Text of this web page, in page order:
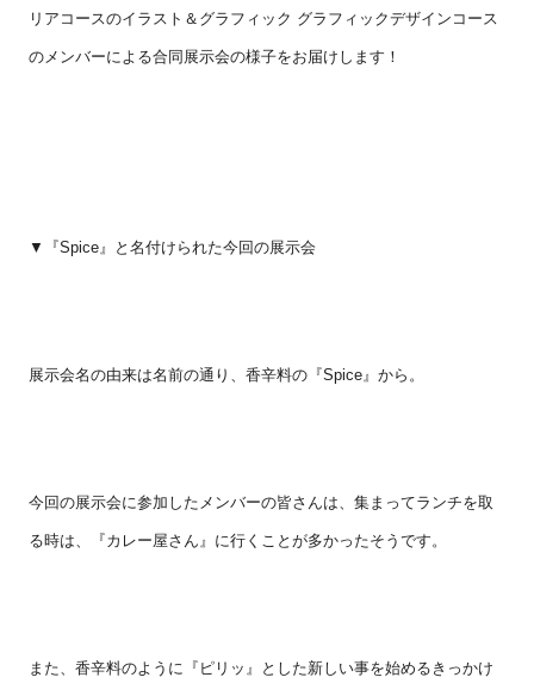
リアコースのイラスト＆グラフィック グラフィックデザインコース
のメンバーによる合同展示会の様子をお届けします！
▼『Spice』と名付けられた今回の展示会
展示会名の由来は名前の通り、香辛料の『Spice』から。
今回の展示会に参加したメンバーの皆さんは、集まってランチを取
る時は、『カレー屋さん』に行くことが多かったそうです。
また、香辛料のように『ピリッ』とした新しい事を始めるきっかけ